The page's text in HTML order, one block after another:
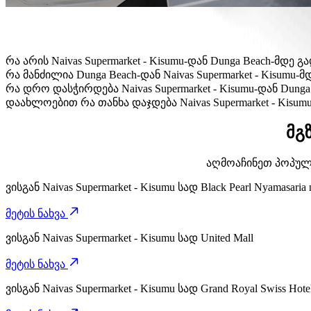
რა არის Naivas Supermarket - Kisumu-დან Dunga Beach-
Naivas Supermarket - Kisumu-დან Dunga Beach-მდე
რა მანძილია Dunga Beach-დან Naivas Supermarket - Kisumu-
Dunga Beach დან Naivas Supermarket - Kisumu-მდე
რა დრო დასჭირდება Naivas Supermarket - Kisumu-დან
Naivas Supermarket - Kisumu-დან Dunga Beach-მდე
დაახლოებით რა თანხა დაჯდება Naivas Supermarket -
Naivas Supermarket - Kisumu-დან Dunga Beach-მდე
აღმოაჩინეთ
ვისგან Naivas Supermarket - Kisumu სად Black Pearl Nyamasaria
მეტის ნახვა
ვისგან Naivas Supermarket - Kisumu სად United Mall
მეტის ნახვა
ვისგან Naivas Supermarket - Kisumu სად Grand Royal Swiss